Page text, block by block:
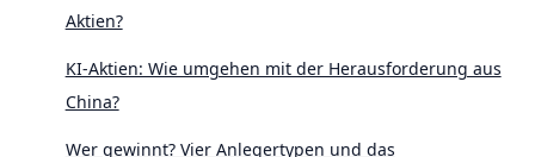
Aktien?
KI-Aktien: Wie umgehen mit der Herausforderung aus
China?
Wer gewinnt? Vier Anlegertypen und das